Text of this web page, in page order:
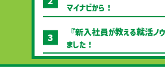
マイナビから！
『新入社員が教える就活ノ
ました！
2023.07.03 『職種紹介